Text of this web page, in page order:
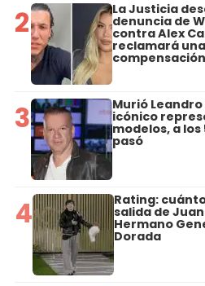
2 La Justicia
denuncia de
contra Alex
reclamará
3 Murió Leandro
icónico
modelos, a los
pasó
4 Rating:
salida de
Hermano
Dorada